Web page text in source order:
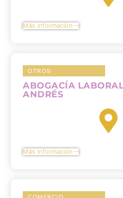
Más información
OTROS
ABOGACÍA
ANDRÉS
Más información